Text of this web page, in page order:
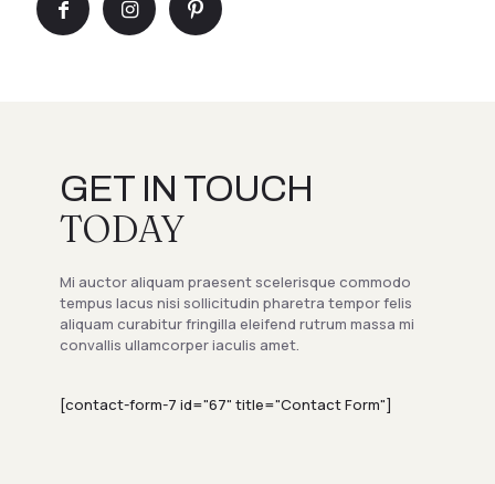
GET IN TOUCH
TODAY
Mi auctor aliquam praesent scelerisque commodo
tempus lacus nisi sollicitudin pharetra tempor felis
aliquam curabitur fringilla eleifend rutrum massa mi
convallis ullamcorper iaculis amet.
[contact-form-7 id="67" title="Contact Form"]